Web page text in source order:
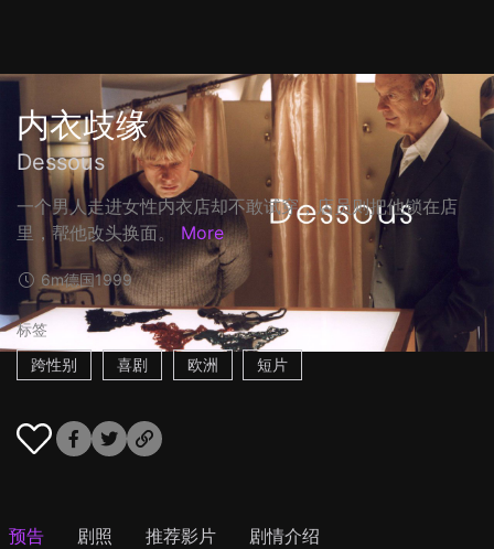
内衣歧缘
Dessous
一个男人走进女性内衣店却不敢试穿，店员则把他锁在店
里，帮他改头换面。
More
6m德国1999
标签
跨性别
喜剧 欧洲 短片
预告 剧照 推荐影片 剧情介绍